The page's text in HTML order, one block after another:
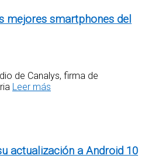
mejores smartphones del
de Canalys, firma de
Leer más
actualización a Android 10